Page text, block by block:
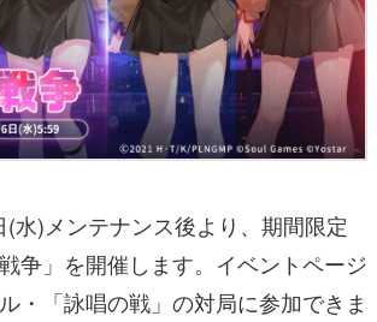
水)メンテナンス後より、期間限定
争」を開催します。イベントページ
・「詠唱の戦」の対局に参加できま